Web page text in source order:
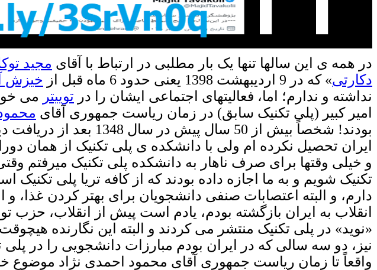
در همه ی این سالها تنها یک بار مطلبی در ارتباط با آقای مجید
دکارتی» که در 9 اردیبهشت 1398 یعنی حدود 6 ماه قبل از خیزش
نداشته و ندارم؛ اما، فعالیتهای اجتماعی ایشان را در توییتر می
امیر کبیر (پلی تکنیک سابق) در زمان ریاست جمهوری آقای
بودند! شخصاً بیش از 50
ایران تحصیل نکرده ام ولی با دانشکده ی پلی تکنیک از همان
و خیلی وقتها برای صرف ناهار به دانشکده پلی تکنیک میرفتم
تکنیک شویم و به ما اجازه داده بودند که از کافه تریا پلی
دارم، و البته اعتصابات صنفی دانشجویان برای بهتر کردن
انقلاب به ایران بازگشته بودم، یادم است پیش از انقلاب،
«نوید» در پلی تکنیک منتشر می کردند و البته این نگارنده
نیز، دو سه سالی که در ایران بودم مبارزات دانشجویی را در